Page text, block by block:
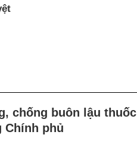
chống buôn lậu thuốc
Chính phủ